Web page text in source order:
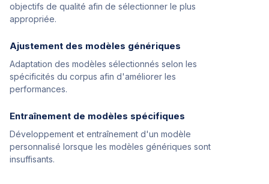
objectifs de qualité afin de sélectionner le plus
appropriée.
Ajustement des modèles génériques
Adaptation des modèles sélectionnés selon les
spécificités du corpus afin d'améliorer les
performances.
Entraînement de modèles spécifiques
Développement et entraînement d'un modèle
personnalisé lorsque les modèles génériques sont
insuffisants.